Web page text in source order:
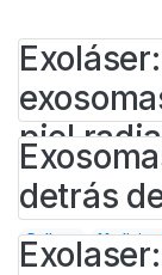
piel
BYIVAN
19 DE ENERO DE
Belleza
detrás
BYIVAN
23 DE JULIO DE